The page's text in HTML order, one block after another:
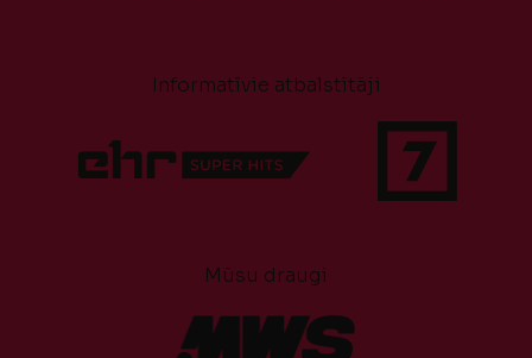
Informatīvie atbalstītāji
Mūsu draugi